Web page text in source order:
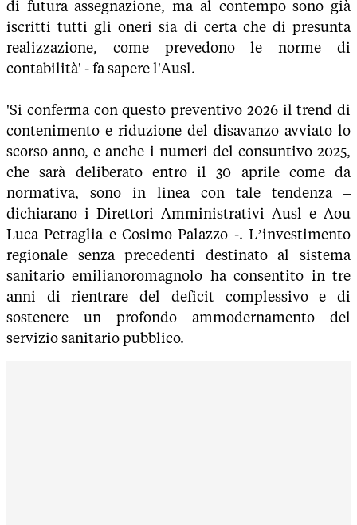
di futura assegnazione, ma al contempo sono già
iscritti tutti gli oneri sia di certa che di presunta
realizzazione, come prevedono le norme di
contabilità' - fa sapere l'Ausl.
'Si conferma con questo preventivo 2026 il trend di
contenimento e riduzione del disavanzo avviato lo
scorso anno, e anche i numeri del consuntivo 2025,
che sarà deliberato entro il 30 aprile come da
normativa, sono in linea con tale tendenza –
dichiarano i Direttori Amministrativi Ausl e Aou
Luca Petraglia e Cosimo Palazzo -. L’investimento
regionale senza precedenti destinato al sistema
sanitario emilianoromagnolo ha consentito in tre
anni di rientrare del deficit complessivo e di
sostenere un profondo ammodernamento del
servizio sanitario pubblico.